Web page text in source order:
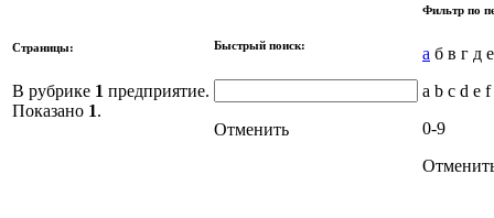
Страницы:
В рубрике 1 предприятие.
Показано 1.
Быстрый поиск:
Отменить
Фильтр по
а б в г д
a b c d e
0-9